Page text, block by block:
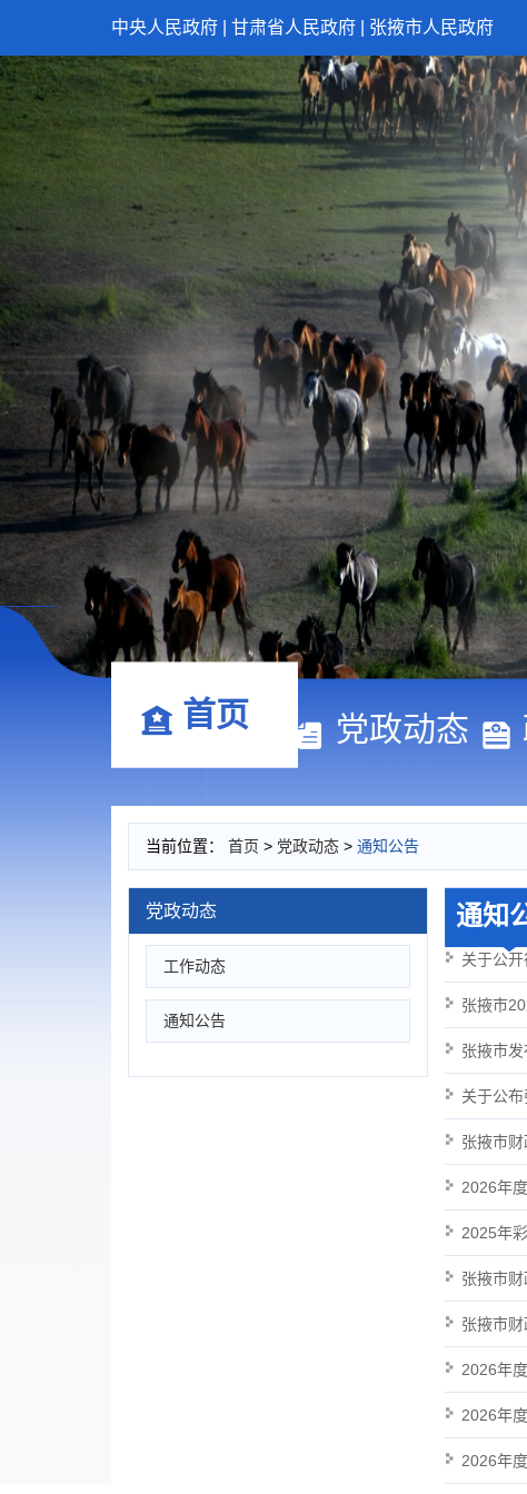
中央人民政府 甘肃省人民政府 张掖市人民政府
首页 党政动态
当前位置： 首页 > 党政动态 > 通知公告
党政动态
工作动态
通知公告
通知
关于公
张掖市
张掖市
关于公
张掖市
2026年
2025年
张掖市
张掖市
2026年
2026年
2026年